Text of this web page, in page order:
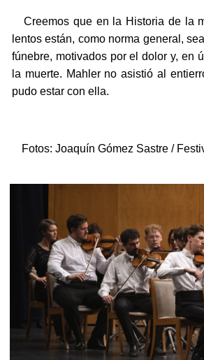
Creemos que en la Historia de la
lentos están, como norma general,
fúnebre, motivados por el dolor y, en
la muerte. Mahler no asistió al
pudo estar con ella.
Fotos: Joaquín Gómez Sastre /